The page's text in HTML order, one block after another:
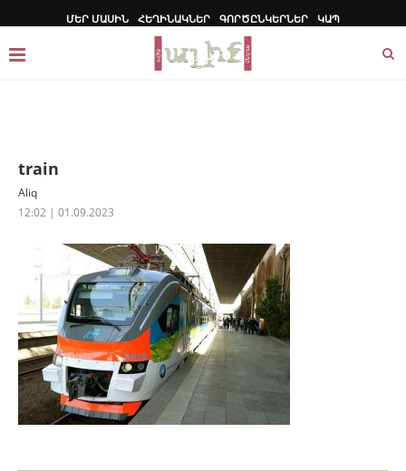
ՄԵՐ ՄԱՍԻՆ ՀԵՂԻՆԱԿՆԵՐ ԳՈՐԾԸՆԿԵՐՆԵՐ ԿԱՊ
train
Aliq
12:02 | 01.09.2023